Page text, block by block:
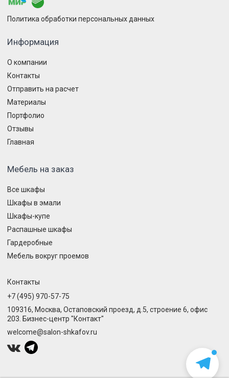
Политика обработки персональных данных
Информация
О компании
Контакты
Отправить на расчет
Материалы
Портфолио
Отзывы
Главная
Мебель на заказ
Все шкафы
Шкафы в эмали
Шкафы-купе
Распашные шкафы
Гардеробные
Мебель вокруг проемов
Контакты
+7 (495) 970-57-75
109316, Москва, Остаповский проезд, д.5, строение 6, офис
203. Бизнес-центр "Контакт"
welcome@salon-shkafov.ru